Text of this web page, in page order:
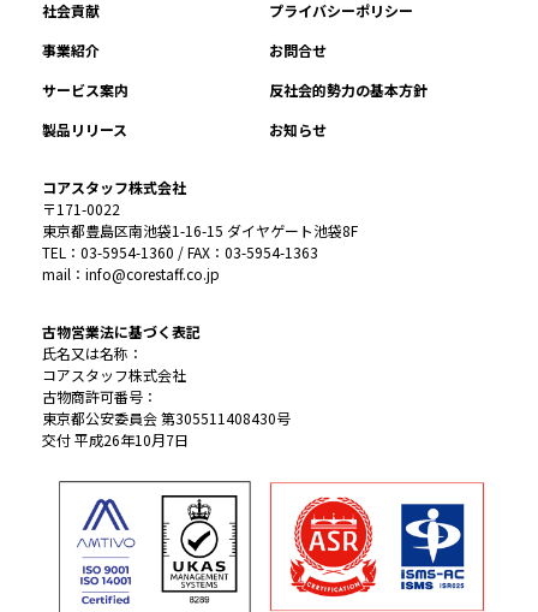
社会貢献
プライバシーポリシー
事業紹介
お問合せ
サービス案内
反社会的勢力の基本方針
製品リリース
お知らせ
コアスタッフ株式会社
〒171-0022
東京都豊島区南池袋1-16-15 ダイヤゲート池袋8F
TEL：03-5954-1360 / FAX：03-5954-1363
mail：info@corestaff.co.jp
古物営業法に基づく表記
氏名又は名称：
コアスタッフ株式会社
古物商許可番号：
東京都公安委員会 第305511408430号
交付 平成26年10月7日